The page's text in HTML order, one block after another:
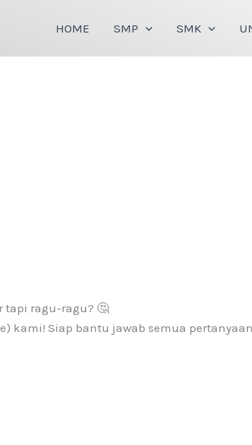
HOME SMP SMK
tapi ragu-ragu? 🤔
kami! Siap bantu jawab semua